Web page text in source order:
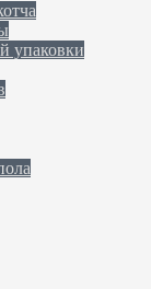
упаковки